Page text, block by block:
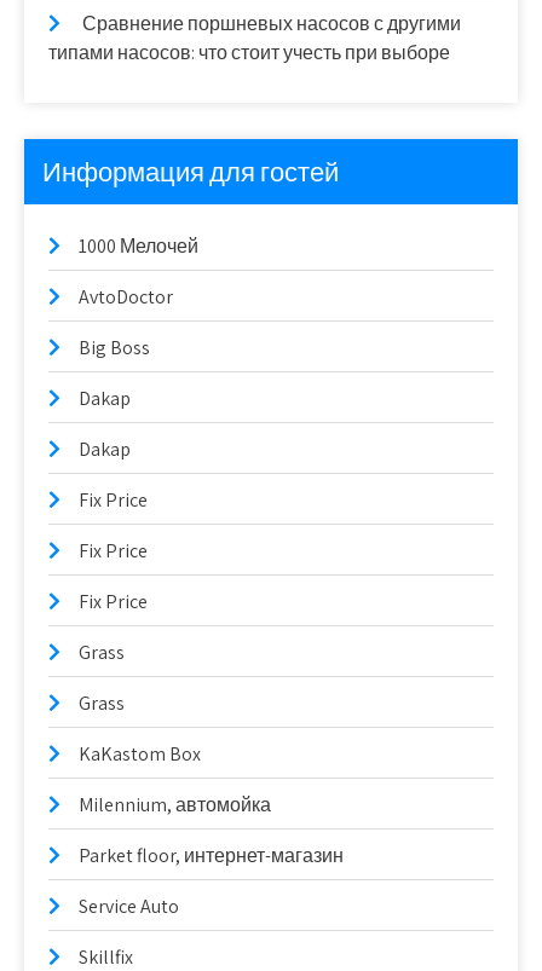
Сравнение поршневых насосов с другими
типами насосов: что стоит учесть при выборе
Информация для гостей
1000 Мелочей
AvtoDoctor
Big Boss
Dakap
Dakap
Fix Price
Fix Price
Fix Price
Grass
Grass
KaKastom Box
Milennium, автомойка
Parket floor, интернет-магазин
Service Auto
Skillfix